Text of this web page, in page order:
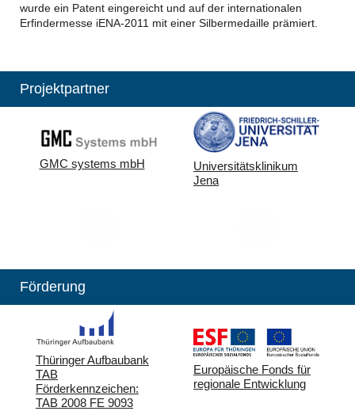
wurde ein Patent eingereicht und auf der internationalen
Erfindermesse iENA-2011 mit einer Silbermedaille prämiert.
Projektpartner
GMC systems mbH
Universitätsklinikum
Jena
Förderung
Thüringer Aufbaubank
TAB
Förderkennzeichen:
TAB 2008 FE 9093
Europäische Fonds für
regionale Entwicklung